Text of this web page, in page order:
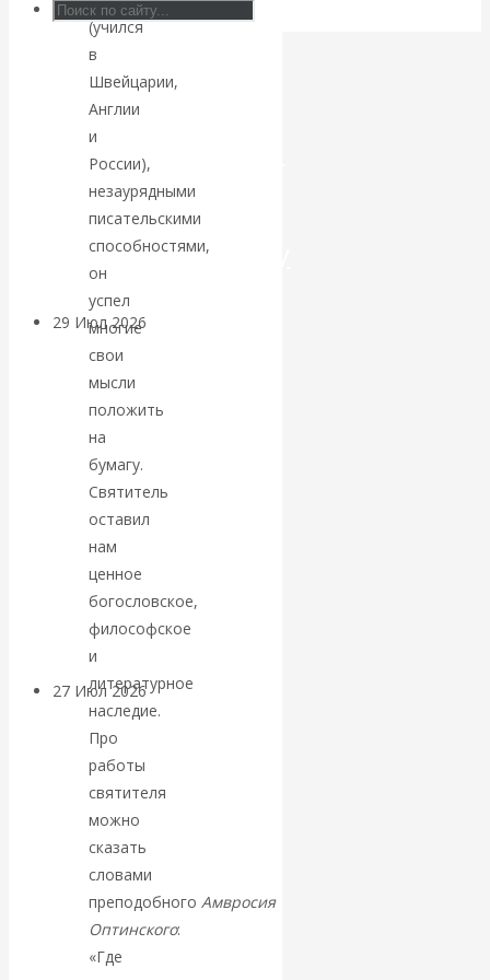
Искусственный
интеллект —
революционный
переход к
посткапитализму
29 Июл 2026
финансовая олигархия
Валентин
Катасонов.
«Мировые
ростовщики»:
вчера и сегодня
27 Июл 2026Мировая
валютная система
Валентин
КАтасонов.
«МЕТОД
ОТМЫВАНИЯ
(учился
в
Швейцарии,
Англии
и
России),
незаурядными
писательскими
способностями,
он
успел
многие
свои
мысли
положить
на
бумагу.
Святитель
оставил
нам
ценное
богословское,
философское
и
литературное
наследие.
Про
работы
святителя
можно
сказать
словами
преподобногоАмвросия
Оптинского:
«Где